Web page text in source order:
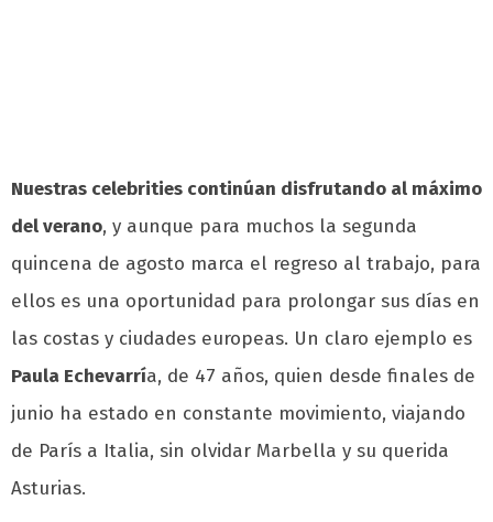
Nuestras celebrities continúan disfrutando al máximo
del verano, y aunque para muchos la segunda
quincena de agosto marca el regreso al trabajo, para
ellos es una oportunidad para prolongar sus días en
las costas y ciudades europeas. Un claro ejemplo es
Paula Echevarría, de 47 años, quien desde finales de
junio ha estado en constante movimiento, viajando
de París a Italia, sin olvidar Marbella y su querida
Asturias.